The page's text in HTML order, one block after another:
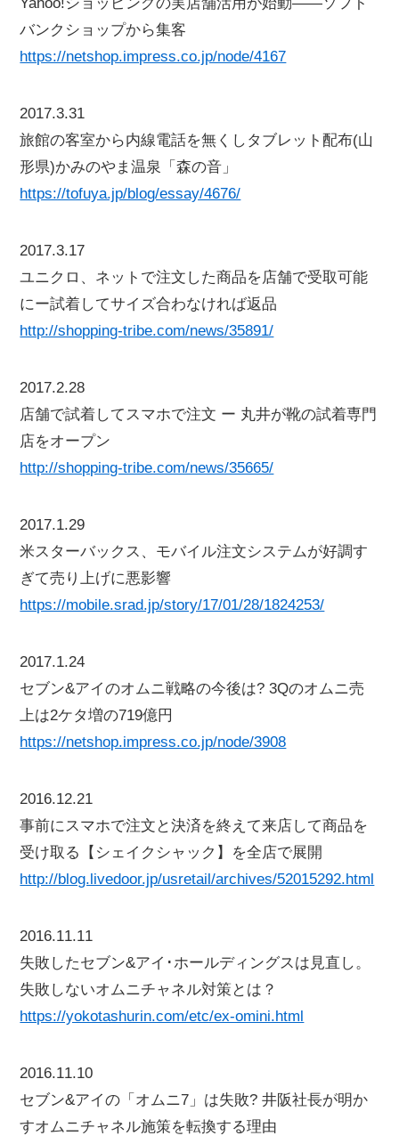
バンクショップから集客
https://netshop.impress.co.jp/node/4167
2017.3.31
旅館の客室から内線電話を無くしタブレット配布(山
形県)かみのやま温泉「森の音」
https://tofuya.jp/blog/essay/4676/
2017.3.17
ユニクロ、ネットで注文した商品を店舗で受取可能
にー試着してサイズ合わなければ返品
http://shopping-tribe.com/news/35891/
2017.2.28
店舗で試着してスマホで注文 ー 丸井が靴の試着専門
店をオープン
http://shopping-tribe.com/news/35665/
2017.1.29
米スターバックス、モバイル注文システムが好調す
ぎて売り上げに悪影響
https://mobile.srad.jp/story/17/01/28/1824253/
2017.1.24
セブン&アイのオムニ戦略の今後は? 3Qのオムニ売
上は2ケタ増の719億円
https://netshop.impress.co.jp/node/3908
2016.12.21
事前にスマホで注文と決済を終えて来店して商品を
受け取る【シェイクシャック】を全店で展開
http://blog.livedoor.jp/usretail/archives/52015292.html
2016.11.11
失敗したセブン&アイ･ホールディングスは見直し。
失敗しないオムニチャネル対策とは？
https://yokotashurin.com/etc/ex-omini.html
2016.11.10
セブン&アイの「オムニ7」は失敗? 井阪社長が明か
すオムニチャネル施策を転換する理由